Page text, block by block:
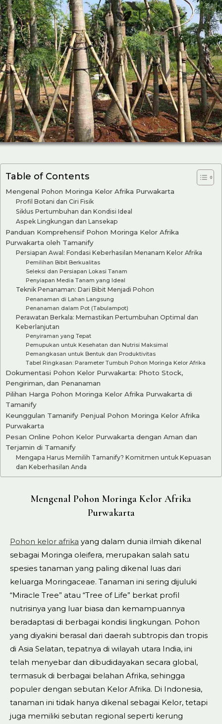
Table of Contents
Mengenal Pohon Moringa Kelor Afrika Purwakarta
Profil Botani dan Ciri Fisik
Siklus Pertumbuhan dan Kondisi Ideal
Aspek Lingkungan dan Lansekap
Panduan Komprehensif Pohon Moringa Kelor Afrika
Purwakarta oleh Tamanify
Persiapan Awal: Fondasi Keberhasilan Menanam Kelor Afrika
Pemilihan Bibit Berkualitas
Seleksi dan Persiapan Lokasi Tanam
Penyiapan Media Tanam yang Ideal
Teknik Penanaman: Dari Bibit Menjadi Pohon
Penanaman di Lahan Langsung
Penanaman dalam Pot (Tabulampot)
Perawatan Berkala: Memastikan Pertumbuhan Optimal dan
Keberlanjutan
Penyiraman yang Tepat
Pemupukan untuk Kesehatan dan Nutrisi Maksimal
Pemangkasan untuk Bentuk dan Produktivitas
Tabel Ringkasan: Parameter Tumbuh Pohon Moringa Kelor Afrika
Dokumentasi Pohon Kelor Purwakarta: Photo Stock,
Pengiriman, dan Penanaman
Pilihan Harga Pohon Moringa Kelor Afrika Purwakarta di
Tamanify
Keunggulan Tamanify Penjual Pohon Moringa Kelor Afrika
Purwakarta
Pesan Online Pohon Kelor Purwakarta dengan Aman dan
Terjamin di Tamanify
Mengapa Harus Memilih Tamanify? Komitmen untuk Kepuasan
dan Keberhasilan Anda
Mengenal Pohon Moringa Kelor Afrika
Purwakarta
Pohon kelor afrika yang dalam dunia ilmiah dikenal
sebagai Moringa oleifera, merupakan salah satu
spesies tanaman yang paling dikenal luas dari
keluarga Moringaceae. Tanaman ini sering dijuluki
“Miracle Tree” atau “Tree of Life” berkat profil
nutrisinya yang luar biasa dan kemampuannya
beradaptasi di berbagai kondisi lingkungan. Pohon
yang diyakini berasal dari daerah subtropis dan tropis
di Asia Selatan, tepatnya di wilayah utara India, ini
telah menyebar dan dibudidayakan secara global,
termasuk di berbagai belahan Afrika, sehingga
populer dengan sebutan Kelor Afrika. Di Indonesia,
tanaman ini tidak hanya dikenal sebagai Kelor, tetapi
juga memiliki sebutan regional seperti kerung